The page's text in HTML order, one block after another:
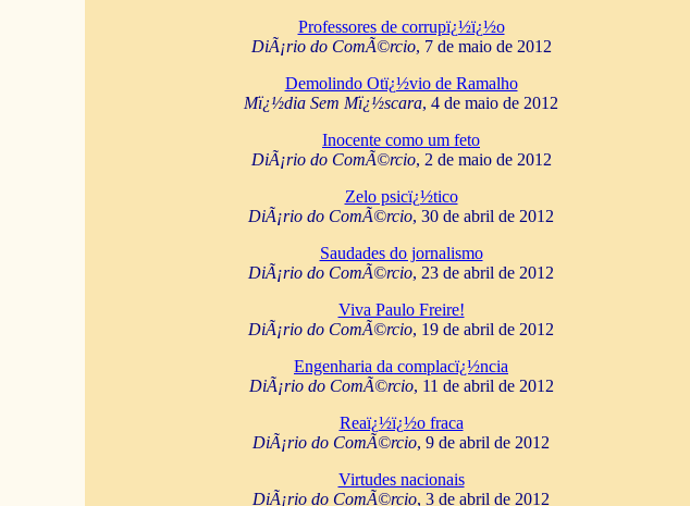
Professores de corrupï¿½ï¿½o
DiÃ¡rio do ComÃ©rcio, 7 de maio de 2012
Demolindo Otï¿½vio de Ramalho
Mï¿½dia Sem Mï¿½scara, 4 de maio de 2012
Inocente como um feto
DiÃ¡rio do ComÃ©rcio, 2 de maio de 2012
Zelo psicï¿½tico
DiÃ¡rio do ComÃ©rcio, 30 de abril de 2012
Saudades do jornalismo
DiÃ¡rio do ComÃ©rcio, 23 de abril de 2012
Viva Paulo Freire!
DiÃ¡rio do ComÃ©rcio, 19 de abril de 2012
Engenharia da complacï¿½ncia
DiÃ¡rio do ComÃ©rcio, 11 de abril de 2012
Reaï¿½ï¿½o fraca
DiÃ¡rio do ComÃ©rcio, 9 de abril de 2012
Virtudes nacionais
DiÃ¡rio do ComÃ©rcio, 3 de abril de 2012